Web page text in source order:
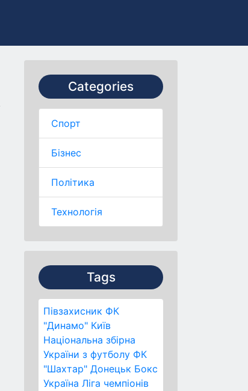
Categories
Спорт
Бізнес
Політика
Технологія
Tags
Півзахисник ФК
"Динамо" Київ
Національна збірна
України з футболу ФК
"Шахтар" Донецьк Бокс
Україна Ліга чемпіонів